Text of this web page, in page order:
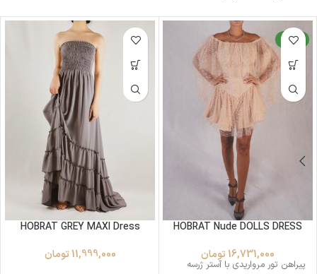
جدید
HOBRAT Nude DOLLS DRESS
16,731,000 تومان
پیراهن تور مرواریدی با آستر ژرسه
HOBRAT GREY MAXI Dress
11,999,000 تومان